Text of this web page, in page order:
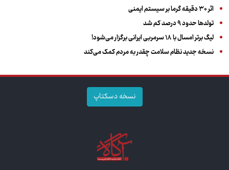
اثر ۳۰ دقیقه گرما بر سیستم ایمنی
تولدها حدود ۹ درصد کم شد
لیگ برتر امسال با ۱۸ سرمربی ایرانی برگزار می‌شود!
نسخه جدید نظام سلامت چقدر به مردم کمک می‌کند
نسخه دسکتاپ